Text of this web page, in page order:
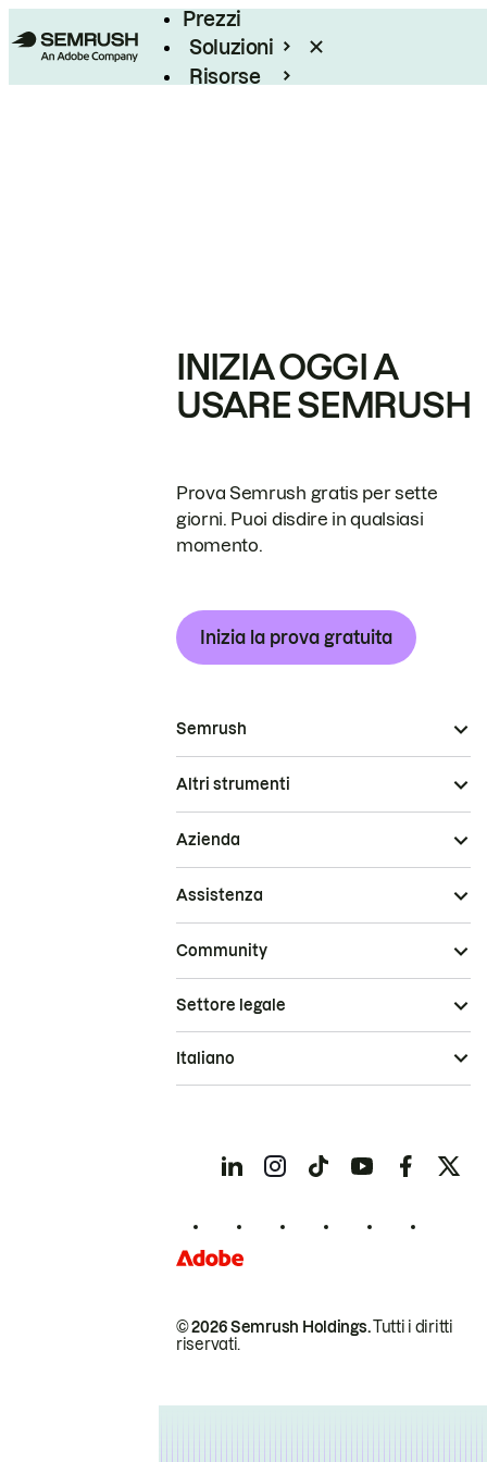
Prezzi
Soluzioni
Risorse
INIZIA OGGI A
USARE SEMRUSH
Prova Semrush gratis per sette
giorni. Puoi disdire in qualsiasi
momento.
Inizia la prova gratuita
Semrush
Altri strumenti
Azienda
Assistenza
Community
© 2026 Semrush Holdings.Tutti i diritti
riservati.
Settore legale
Italiano